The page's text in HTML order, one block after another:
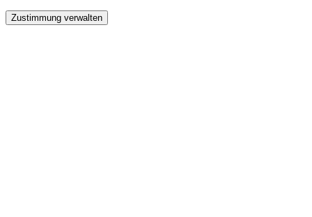
Zustimmung verwalten